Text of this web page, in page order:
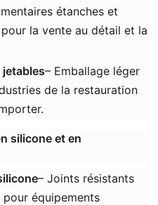
étanches et
la vente au détail et la
– Emballage léger
de la restauration
silicone et en
– Joints résistants
équipements